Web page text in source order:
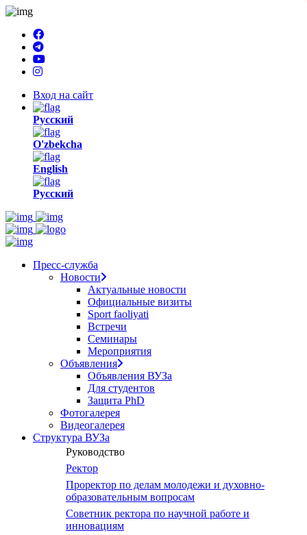
Вход на сайт
Русский
O'zbekcha
English
Русский
Пресс-служба
Новости
Актуальные новости
Официальные визиты
Sport faoliyati
Встречи
Семинары
Мероприятия
Объявления
Объявления ВУЗа
Для студентов
Защита PhD
Фотогалерея
Видеогалерея
Структура ВУЗа
Руководство
Ректор
Проректор по делам молодежи и духовно-
образовательным вопросам
Советник ректора по научной работе и
инновациям